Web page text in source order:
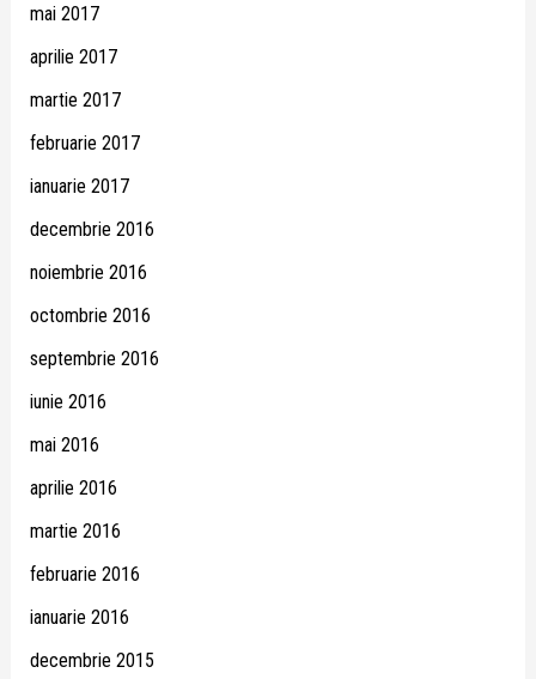
mai 2017
aprilie 2017
martie 2017
februarie 2017
ianuarie 2017
decembrie 2016
noiembrie 2016
octombrie 2016
septembrie 2016
iunie 2016
mai 2016
aprilie 2016
martie 2016
februarie 2016
ianuarie 2016
decembrie 2015